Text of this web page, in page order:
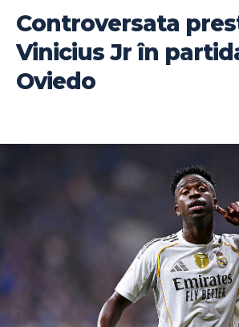
Controversata
Vinicius Jr în
Oviedo